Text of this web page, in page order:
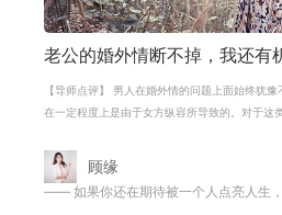
老公的婚外情断不掉，我还有
【导师点评】 男人在婚外情的问题上面始终犹
在一定程度上是由于女方纵容所导致的。对于这
顾缘
—— 如果你还在期待被一个人点亮人生